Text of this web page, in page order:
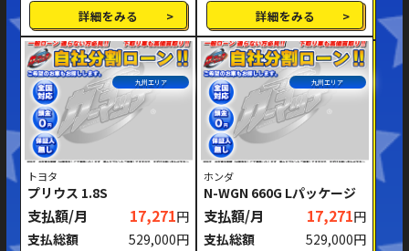
閉じる
詳細をみる 詳細をみる
九州エリア
トヨタ
プリウス 1.8S
支払額/月 17,271円
支払総額
529,000円
九州エリア
ホンダ
N-WGN 660G Lパッケージ
支払額/月 17,271円
支払総額
529,000円